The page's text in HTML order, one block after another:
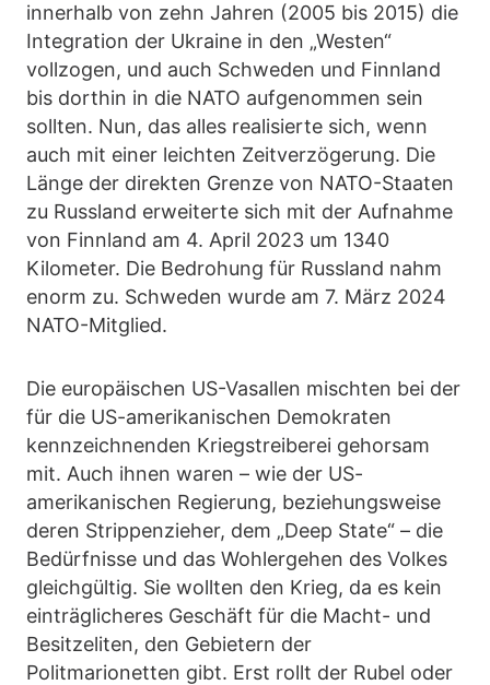
innerhalb von zehn Jahren (2005 bis 2015) die
Integration der Ukraine in den „Westen“
vollzogen, und auch Schweden und Finnland
bis dorthin in die NATO aufgenommen sein
sollten. Nun, das alles realisierte sich, wenn
auch mit einer leichten Zeitverzögerung. Die
Länge der direkten Grenze von NATO-Staaten
zu Russland erweiterte sich mit der Aufnahme
von Finnland am 4. April 2023 um 1340
Kilometer. Die Bedrohung für Russland nahm
enorm zu. Schweden wurde am 7. März 2024
NATO-Mitglied.
Die europäischen US-Vasallen mischten bei der
für die US-amerikanischen Demokraten
kennzeichnenden Kriegstreiberei gehorsam
mit. Auch ihnen waren – wie der US-
amerikanischen Regierung, beziehungsweise
deren Strippenzieher, dem „Deep State“ – die
Bedürfnisse und das Wohlergehen des Volkes
gleichgültig. Sie wollten den Krieg, da es kein
einträglicheres Geschäft für die Macht- und
Besitzeliten, den Gebietern der
Politmarionetten gibt. Erst rollt der Rubel oder